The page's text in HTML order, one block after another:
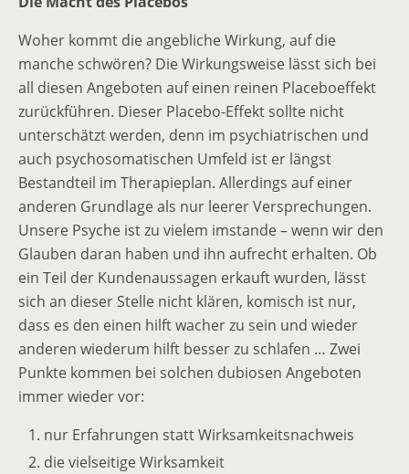
Woher kommt die angebliche Wirkung, auf die
manche schwören? Die Wirkungsweise lässt sich bei
all diesen Angeboten auf einen reinen Placeboeffekt
zurückführen. Dieser Placebo-Effekt sollte nicht
unterschätzt werden, denn im psychiatrischen und
auch psychosomatischen Umfeld ist er längst
Bestandteil im Therapieplan. Allerdings auf einer
anderen Grundlage als nur leerer Versprechungen.
Unsere Psyche ist zu vielem imstande – wenn wir den
Glauben daran haben und ihn aufrecht erhalten. Ob
ein Teil der Kundenaussagen erkauft wurden, lässt
sich an dieser Stelle nicht klären, komisch ist nur,
dass es den einen hilft wacher zu sein und wieder
anderen wiederum hilft besser zu schlafen … Zwei
Punkte kommen bei solchen dubiosen Angeboten
immer wieder vor:
nur Erfahrungen statt Wirksamkeitsnachweis
die vielseitige Wirksamkeit